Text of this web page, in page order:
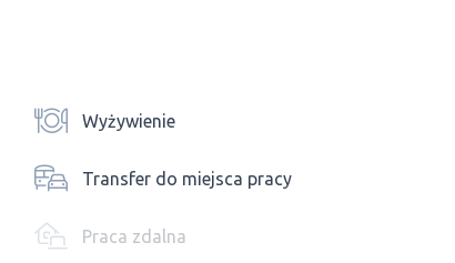
Wyżywienie
Transfer do miejsca pracy
Praca zdalna